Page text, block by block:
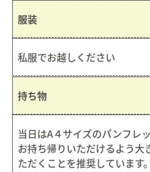
服装
私服でお越しください
持ち物
当日はA４サイズのパンフレ
お持ち帰りいただけるよう大
ただくことを推奨しています。